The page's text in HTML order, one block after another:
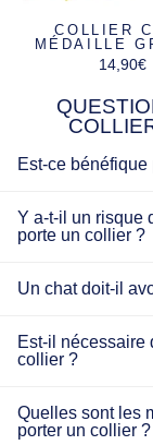
COLLIER
MÉDAILLE
14,90€
Est-ce
Y a-t-il un risque
porte un collier ?
Un chat doit-il
Est-il nécessaire
collier ?
Quelles sont les
porter un collier ?